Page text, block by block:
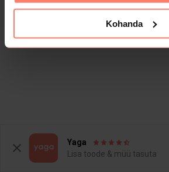
Kohanda
Yaga
Lisa toode & müü tasuta